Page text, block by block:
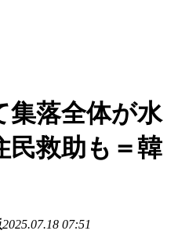
集落全体が水
救助も＝韓
2025.07.18 07:51